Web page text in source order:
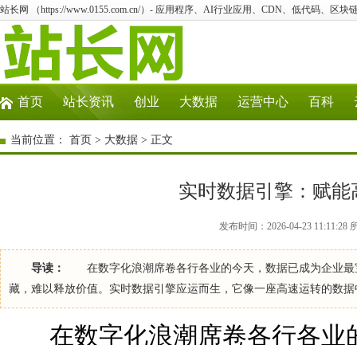
站长网 （https://www.0155.com.cn/）- 应用程序、AI行业应用、CDN、低代码、区块
首页 站长资讯 创业 大数据 运营中心 百科
当前位置： 首页 > 大数据 > 正文
实时数据引擎：赋
发布时间：2026-04-23 11:11:28
导读：
在数字化浪潮席卷各行各业的今天，数据已成为企业最
藏，难以释放价值。实时数据引擎应运而生，它像一座高速运转的数
在数字化浪潮席卷各行各业